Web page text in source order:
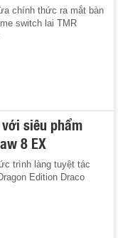
chính thức ra mắt bàn
switch lai TMR
với siêu phẩm
8 EX
trình làng tuyệt tác
Edition Draco